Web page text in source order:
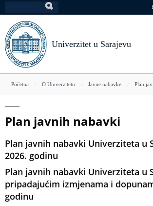
na
glavni
sadržaj
Univerzitet u Sarajevu
You
here
Početna O Univerzitetu Javne nabavke Plan
Plan javnih nabavki
Plan javnih nabavki Univerziteta u
2026. godinu
Plan javnih nabavki Univerziteta u
pripadajućim izmjenama i
godinu